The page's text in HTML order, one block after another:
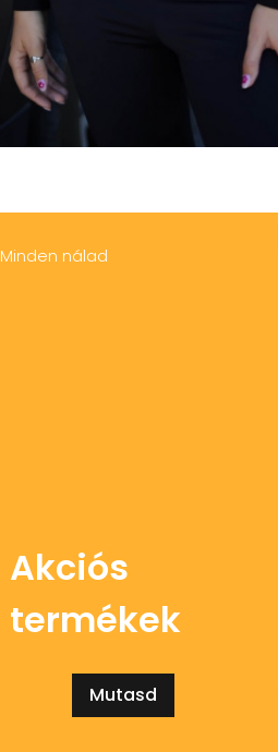
Minden nálad
Akciós
termékek
Mutasd